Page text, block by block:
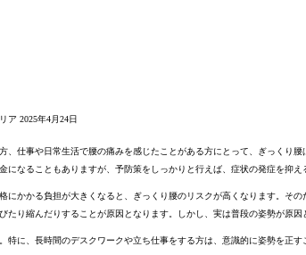
ア 2025年4月24日
仕事や日常生活で腰の痛みを感じたことがある方にとって、ぎっくり
なることもありますが、予防策をしっかりと行えば、症状の発症を抑
かかる負担が大きくなると、ぎっくり腰のリスクが高くなります。そ
り縮んだりすることが原因となります。しかし、実は普段の姿勢が原
に、長時間のデスクワークや立ち仕事をする方は、意識的に姿勢を正